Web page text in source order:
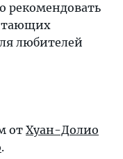
рекомендовать
любителей
от Хуан-Долио
.